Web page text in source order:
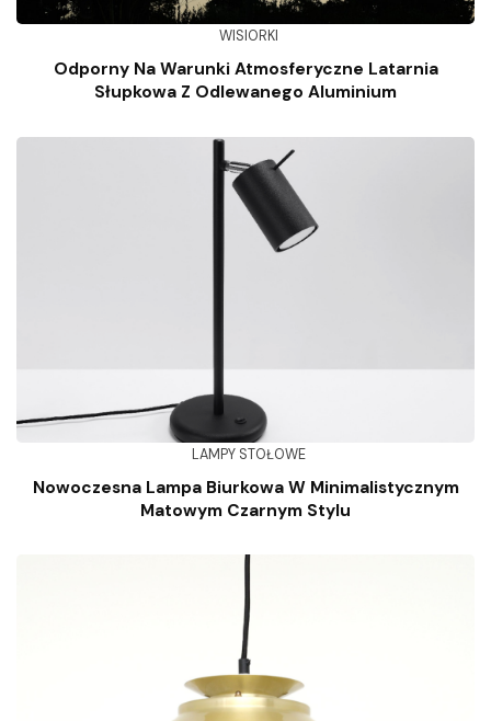
WISIORKI
Odporny Na Warunki Atmosferyczne Latarnia
Słupkowa Z Odlewanego Aluminium
LAMPY STOŁOWE
Nowoczesna Lampa Biurkowa W Minimalistycznym
Matowym Czarnym Stylu